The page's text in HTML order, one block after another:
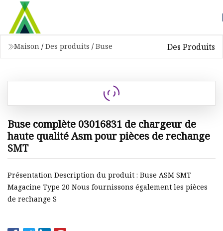
Maison / Des produits / Buse Des Produits
Buse complète 03016831 de chargeur de
haute qualité Asm pour pièces de rechange
SMT
Présentation Description du produit : Buse ASM SMT
Magacine Type 20 Nous fournissons également les pièces
de rechange S